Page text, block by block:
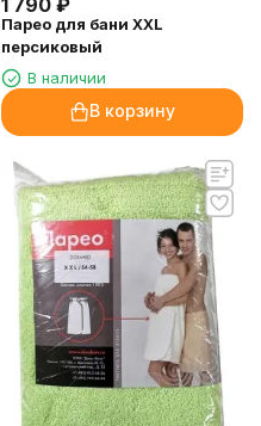
Парео для бани XXL
персиковый
В наличии
В корзину